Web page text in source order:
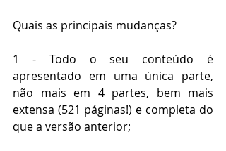
Quais as principais mudanças?
1 - Todo o seu conteúdo é
apresentado em uma única parte,
não mais em 4 partes, bem mais
extensa (521 páginas!) e completa do
que a versão anterior;